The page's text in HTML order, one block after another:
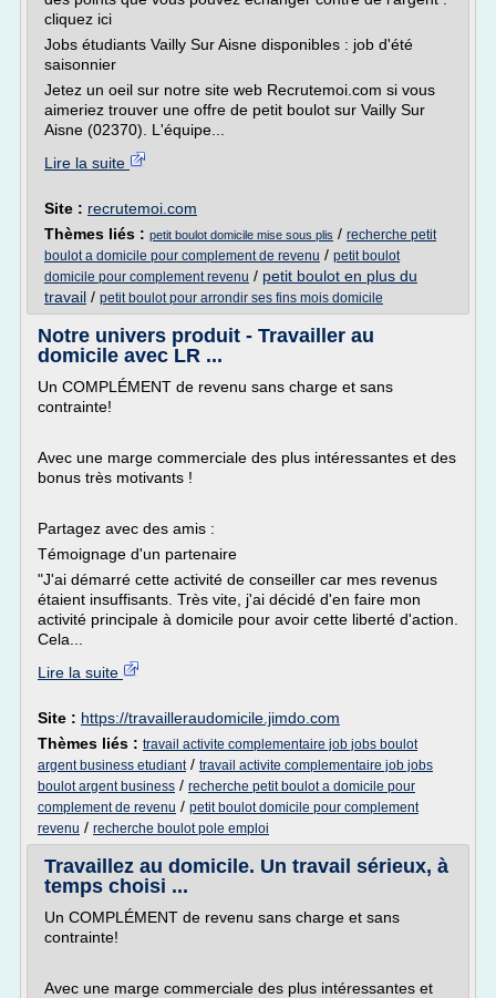
cliquez ici
Jobs étudiants Vailly Sur Aisne disponibles : job d'été
saisonnier
Jetez un oeil sur notre site web Recrutemoi.com si vous
aimeriez trouver une offre de petit boulot sur Vailly Sur
Aisne (02370). L'équipe...
Lire la suite
Site : recrutemoi.com
Thèmes liés : petit boulot domicile mise sous plis / recherche petit
boulot a domicile pour complement de revenu / petit boulot
domicile pour complement revenu / petit boulot en plus du
travail / petit boulot pour arrondir ses fins mois domicile
Notre univers produit - Travailler au
domicile avec LR ...
Un COMPLÉMENT de revenu sans charge et sans
contrainte!
Avec une marge commerciale des plus intéressantes et des
bonus très motivants !
Partagez avec des amis :
Témoignage d'un partenaire
"J'ai démarré cette activité de conseiller car mes revenus
étaient insuffisants. Très vite, j'ai décidé d'en faire mon
activité principale à domicile pour avoir cette liberté d'action.
Cela...
Lire la suite
Site : https://travailleraudomicile.jimdo.com
Thèmes liés : travail activite complementaire job jobs boulot
argent business etudiant/ travail activite complementaire job jobs
boulot argent business / recherche petit boulot a domicile pour
complement de revenu / petit boulot domicile pour complement
revenu / recherche boulot pole emploi
Travaillez au domicile. Un travail sérieux, à
temps choisi ...
Un COMPLÉMENT de revenu sans charge et sans
contrainte!
Avec une marge commerciale des plus intéressantes et